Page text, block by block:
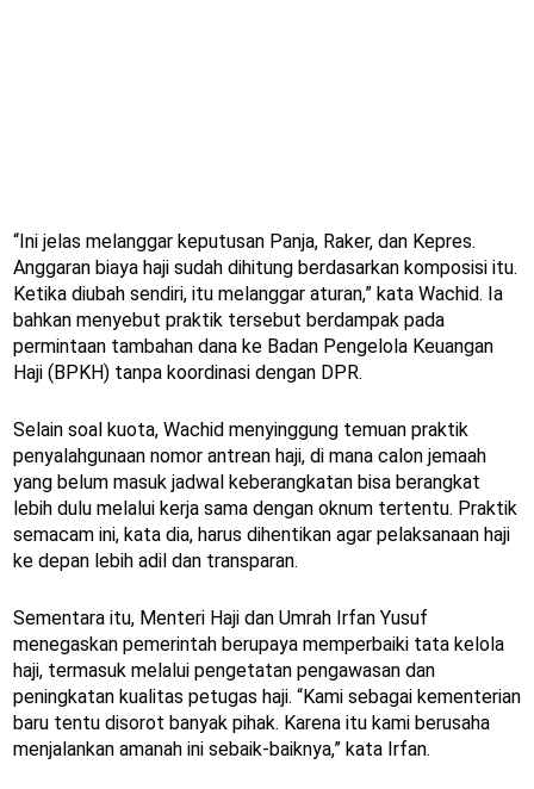
“Ini jelas melanggar keputusan Panja, Raker, dan Kepres.
Anggaran biaya haji sudah dihitung berdasarkan komposisi itu.
Ketika diubah sendiri, itu melanggar aturan,” kata Wachid. Ia
bahkan menyebut praktik tersebut berdampak pada
permintaan tambahan dana ke Badan Pengelola Keuangan
Haji (BPKH) tanpa koordinasi dengan DPR.
Selain soal kuota, Wachid menyinggung temuan praktik
penyalahgunaan nomor antrean haji, di mana calon jemaah
yang belum masuk jadwal keberangkatan bisa berangkat
lebih dulu melalui kerja sama dengan oknum tertentu. Praktik
semacam ini, kata dia, harus dihentikan agar pelaksanaan haji
ke depan lebih adil dan transparan.
Sementara itu, Menteri Haji dan Umrah Irfan Yusuf
menegaskan pemerintah berupaya memperbaiki tata kelola
haji, termasuk melalui pengetatan pengawasan dan
peningkatan kualitas petugas haji. “Kami sebagai kementerian
baru tentu disorot banyak pihak. Karena itu kami berusaha
menjalankan amanah ini sebaik-baiknya,” kata Irfan.